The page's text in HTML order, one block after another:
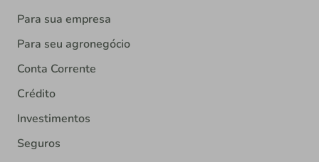
Para sua empresa
Para seu agronegócio
Conta Corrente
Crédito
Investimentos
Seguros